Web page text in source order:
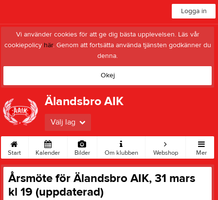
Logga in
Vi använder cookies för att ge dig bästa upplevelsen. Läs vår
cookiepolicy här. Genom att fortsätta använda tjänsten godkänner du
denna.
Okej
Älandsbro AIK
Välj lag
Start Kalender Bilder Om klubben Webshop Mer
Årsmöte för Älandsbro AIK, 31 mars
kl 19 (uppdaterad)